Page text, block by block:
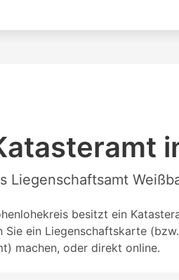
Liegenschaftsamt
besitzt ein
ein Liegenschaftskarte
machen, oder direkt online.